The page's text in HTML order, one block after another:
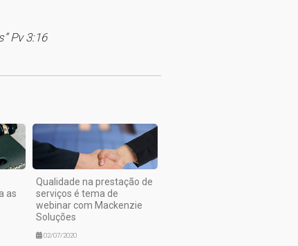
Pv 3:16
as
Qualidade na prestação de
serviços é tema de
webinar com Mackenzie
Soluções
02/07/2020